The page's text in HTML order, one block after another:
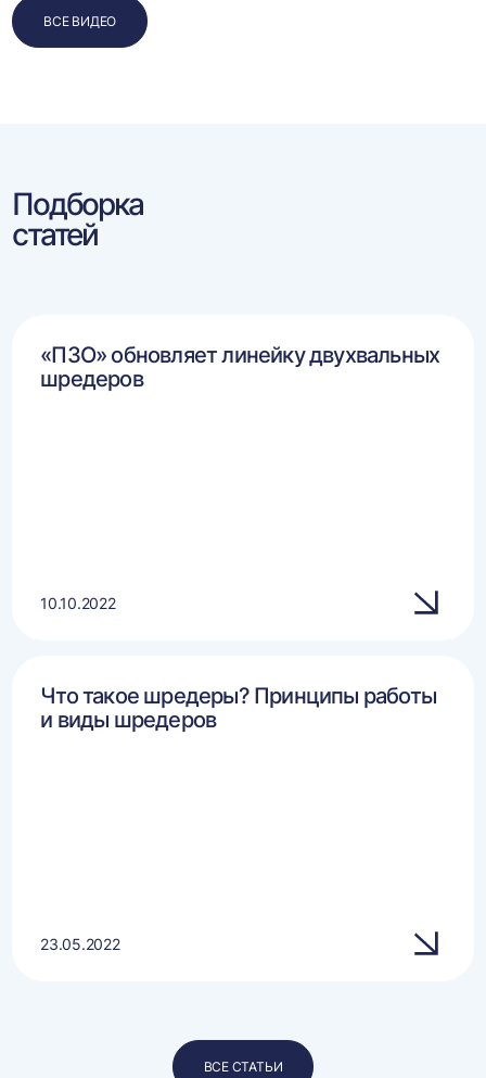
ВСЕ ВИДЕО
Подборка
статей
«ПЗО» обновляет линейку двухвальных
шредеров
10.10.2022
Что такое шредеры? Принципы работы
и виды шредеров
23.05.2022
ВСЕ СТАТЬИ